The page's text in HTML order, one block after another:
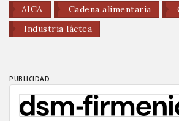
AICA
Cadena alimentaria
Industria láctea
PUBLICIDAD